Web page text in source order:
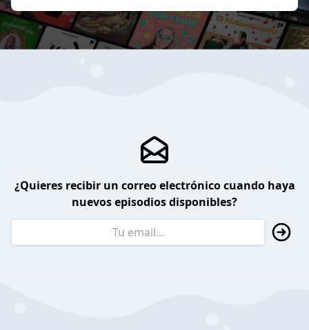
¿Quieres recibir un correo electrónico cuando haya
nuevos episodios disponibles?